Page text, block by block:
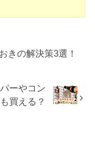
きの解決策3選！
ーやコン
買える？